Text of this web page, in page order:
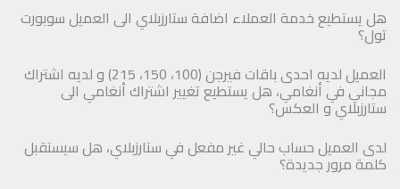
هل يستطيع خدمة العملاء اضافة ستارزبلاي الى العميل سوبورت
تول؟
العميل لديه احدى باقات فيرجن (100، 150، 215) و لديه اشتراك
مجاني في أنغامي، هل يستطيع تغيير اشتراك أنغامي الى
ستارزبلاي و العكس؟
لدى العميل حساب حالي غير مفعل في ستارزبلاي، هل سيستقبل
كلمة مرور جديدة؟